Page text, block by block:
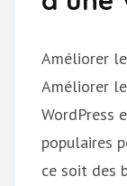
Améliorer
Améliorer
WordPress
populaires
ce soit des